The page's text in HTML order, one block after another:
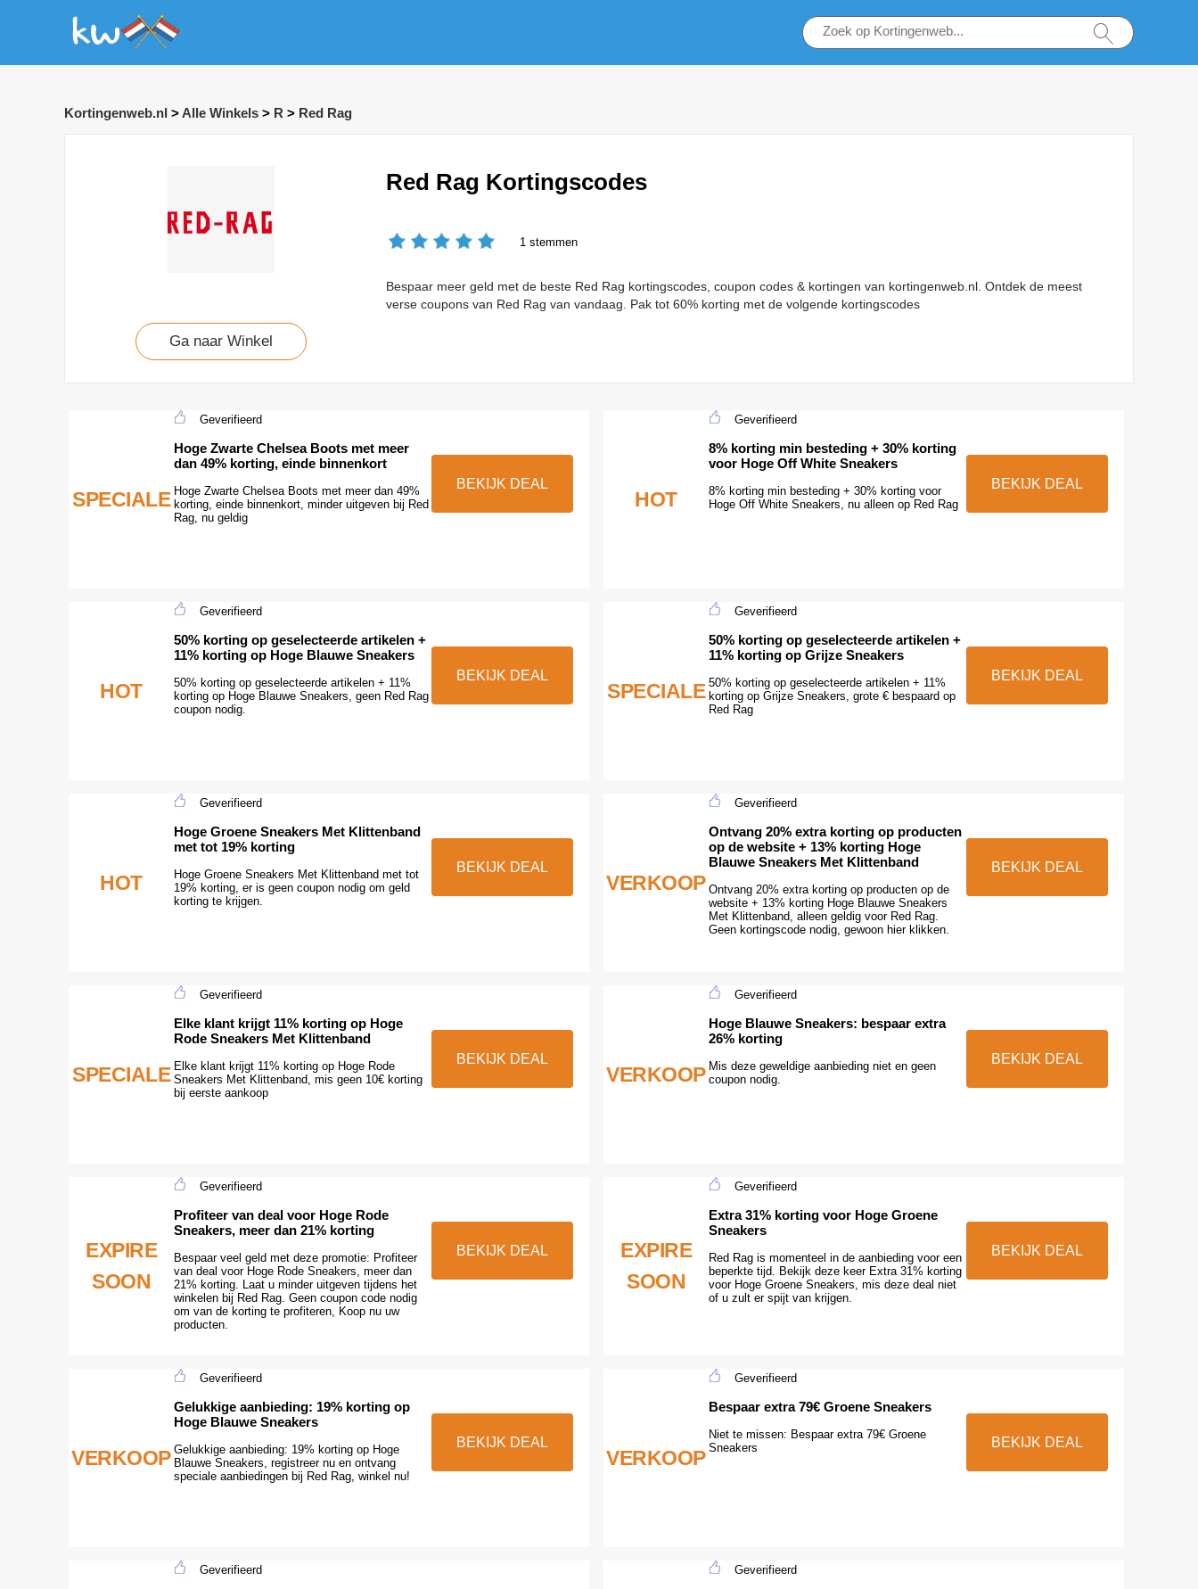
Kortingenweb.nl > Alle Winkels > R > Red Rag
Ga naar Winkel
Red Rag Kortingscodes
1 stemmen
Bespaar meer geld met de beste Red Rag kortingscodes, coupon codes & kortingen van kortingenweb.nl. Ontdek de meest
verse coupons van Red Rag van vandaag. Pak tot 60% korting met de volgende kortingscodes
SPECIALE
Geverifieerd
Hoge Zwarte Chelsea Boots met meer
dan 49% korting, einde binnenkort
Hoge Zwarte Chelsea Boots met meer dan 49%
korting, einde binnenkort, minder uitgeven bij Red
Rag, nu geldig
BEKIJK DEAL
HOT
Geverifieerd
8% korting min besteding + 30% korting
voor Hoge Off White Sneakers
8% korting min besteding + 30% korting voor
Hoge Off White Sneakers, nu alleen op Red Rag
BEKIJK DEAL
HOT
Geverifieerd
50% korting op geselecteerde artikelen +
11% korting op Hoge Blauwe Sneakers
50% korting op geselecteerde artikelen + 11%
korting op Hoge Blauwe Sneakers, geen Red Rag
coupon nodig.
BEKIJK DEAL
SPECIALE
Geverifieerd
50% korting op geselecteerde artikelen +
11% korting op Grijze Sneakers
50% korting op geselecteerde artikelen + 11%
korting op Grijze Sneakers, grote € bespaard op
Red Rag
BEKIJK DEAL
HOT
Geverifieerd
Hoge Groene Sneakers Met Klittenband
met tot 19% korting
Hoge Groene Sneakers Met Klittenband met tot
19% korting, er is geen coupon nodig om geld
korting te krijgen.
BEKIJK DEAL
VERKOOP
Geverifieerd
Ontvang 20% extra korting op producten
op de website + 13% korting Hoge
Blauwe Sneakers Met Klittenband
Ontvang 20% extra korting op producten op de
website + 13% korting Hoge Blauwe Sneakers
Met Klittenband, alleen geldig voor Red Rag.
Geen kortingscode nodig, gewoon hier klikken.
BEKIJK DEAL
SPECIALE
Geverifieerd
Elke klant krijgt 11% korting op Hoge
Rode Sneakers Met Klittenband
Elke klant krijgt 11% korting op Hoge Rode
Sneakers Met Klittenband, mis geen 10€ korting
bij eerste aankoop
BEKIJK DEAL
VERKOOP
Geverifieerd
Hoge Blauwe Sneakers: bespaar extra
26% korting
Mis deze geweldige aanbieding niet en geen
coupon nodig.
BEKIJK DEAL
EXPIRE
SOON
Geverifieerd
Profiteer van deal voor Hoge Rode
Sneakers, meer dan 21% korting
Bespaar veel geld met deze promotie: Profiteer
van deal voor Hoge Rode Sneakers, meer dan
21% korting. Laat u minder uitgeven tijdens het
winkelen bij Red Rag. Geen coupon code nodig
om van de korting te profiteren, Koop nu uw
producten.
BEKIJK DEAL
EXPIRE
SOON
Geverifieerd
Extra 31% korting voor Hoge Groene
Sneakers
Red Rag is momenteel in de aanbieding voor een
beperkte tijd. Bekijk deze keer Extra 31% korting
voor Hoge Groene Sneakers, mis deze deal niet
of u zult er spijt van krijgen.
BEKIJK DEAL
VERKOOP
Geverifieerd
Gelukkige aanbieding: 19% korting op
Hoge Blauwe Sneakers
Gelukkige aanbieding: 19% korting op Hoge
Blauwe Sneakers, registreer nu en ontvang
speciale aanbiedingen bij Red Rag, winkel nu!
BEKIJK DEAL
VERKOOP
Geverifieerd
Bespaar extra 79€ Groene Sneakers
Niet te missen: Bespaar extra 79€ Groene
Sneakers
BEKIJK DEAL
Geverifieerd Geverifieerd